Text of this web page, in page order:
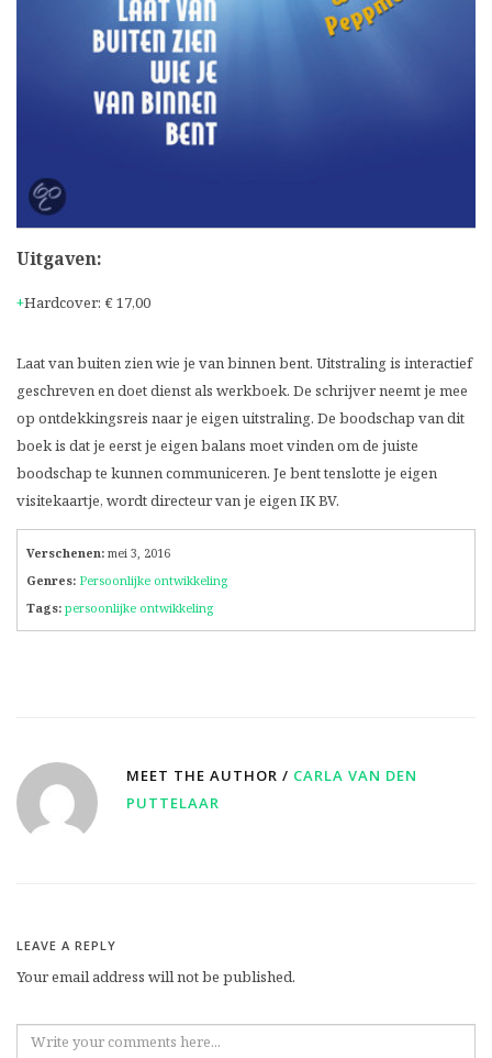
Uitgaven:
Hardcover: € 17,00
Laat van buiten zien wie je van binnen bent. Uitstraling is interactief
geschreven en doet dienst als werkboek. De schrijver neemt je mee
op ontdekkingsreis naar je eigen uitstraling. De boodschap van dit
boek is dat je eerst je eigen balans moet vinden om de juiste
boodschap te kunnen communiceren. Je bent tenslotte je eigen
visitekaartje, wordt directeur van je eigen IK BV.
Verschenen: mei 3, 2016
Genres: Persoonlijke ontwikkeling
Tags: persoonlijke ontwikkeling
MEET THE AUTHOR / CARLA VAN DEN
PUTTELAAR
LEAVE A REPLY
Your email address will not be published.